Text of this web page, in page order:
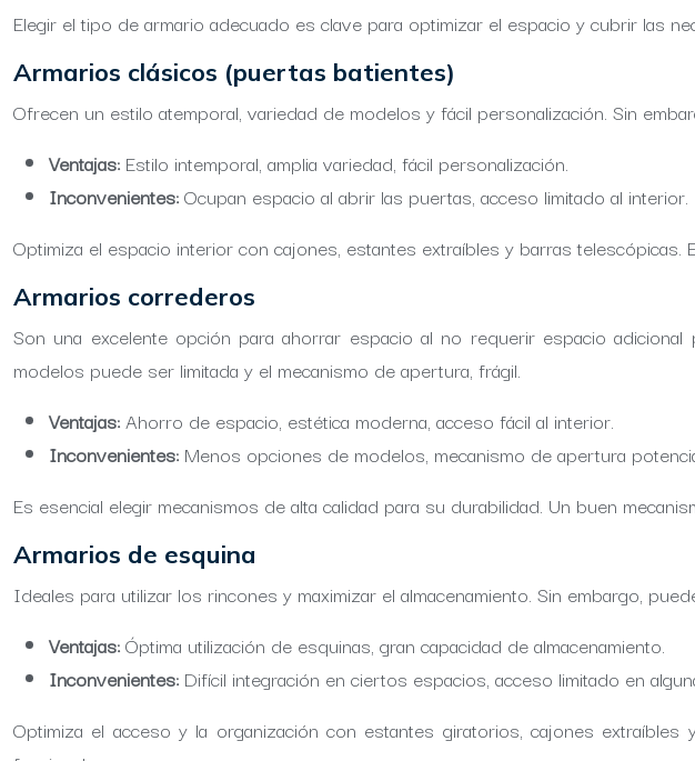
Elegir el tipo de armario adecuado es clave para optimizar el espacio y cubrir las
Armarios clásicos (puertas batientes)
Ofrecen un estilo atemporal, variedad de modelos y fácil personalización. Sin
Ventajas: Estilo intemporal, amplia variedad, fácil personalización.
Inconvenientes:Ocupan espacio al abrir las puertas, acceso limitado al interior.
Optimiza el espacio interior con cajones, estantes extraíbles y barras
Armarios correderos
Son una excelente opción para ahorrar espacio al no requerir espacio
modelos puede ser limitada y el mecanismo de apertura, frágil.
Ventajas:Ahorro de espacio, estética moderna, acceso fácil al interior.
Inconvenientes: Menos opciones de modelos, mecanismo de apertura
Es esencial elegir mecanismos de alta calidad para su durabilidad. Un buen
Armarios de esquina
Ideales para utilizar los rincones y maximizar el almacenamiento. Sin embargo,
Ventajas:Óptima utilización de esquinas, gran capacidad de almacenamiento.
Inconvenientes: Difícil integración en ciertos espacios, acceso limitado en
Optimiza el acceso y la organización con estantes giratorios, cajones